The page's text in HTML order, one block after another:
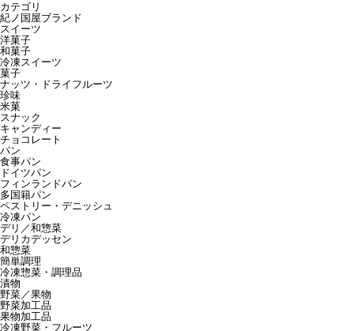
カテゴリ
紀ノ国屋ブランド
スイーツ
洋菓子
和菓子
冷凍スイーツ
菓子
ナッツ・ドライフルーツ
珍味
米菓
スナック
キャンディー
チョコレート
パン
食事パン
ドイツパン
フィンランドパン
多国籍パン
ペストリー・デニッシュ
冷凍パン
デリ／和惣菜
デリカデッセン
和惣菜
簡単調理
冷凍惣菜・調理品
漬物
野菜／果物
野菜加工品
果物加工品
冷凍野菜・フルーツ